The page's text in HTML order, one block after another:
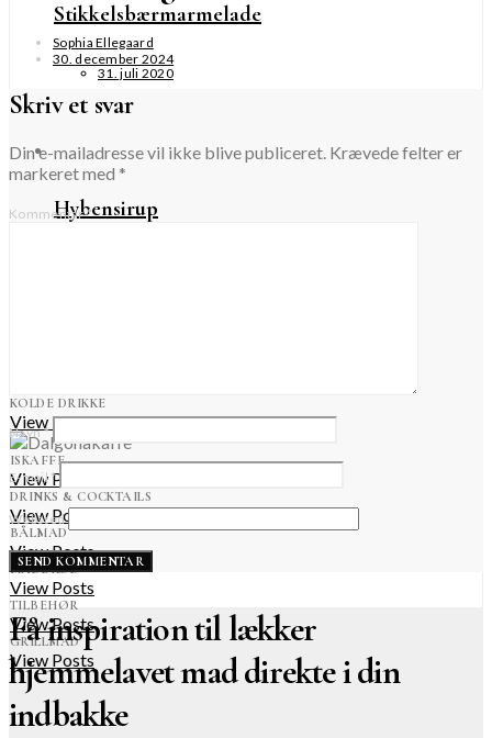
Stikkelsbærmarmelade
31. juli 2020
Hybensirup
KOLDE DRIKKE
View Posts
ISKAFFE
View Posts
DRINKS & COCKTAILS
View Posts
BÅLMAD
View Posts
MADBRØD
View Posts
TILBEHØR
View Posts
GRILLMAD
View Posts
Sophia Ellegaard
30. december 2024
Skriv et svar
Din e-mailadresse vil ikke blive publiceret. Krævede felter er
markeret med *
Kommentar*
Navn*
E-mail *
Websted
Få inspiration til lækker
hjemmelavet mad direkte i din
indbakke